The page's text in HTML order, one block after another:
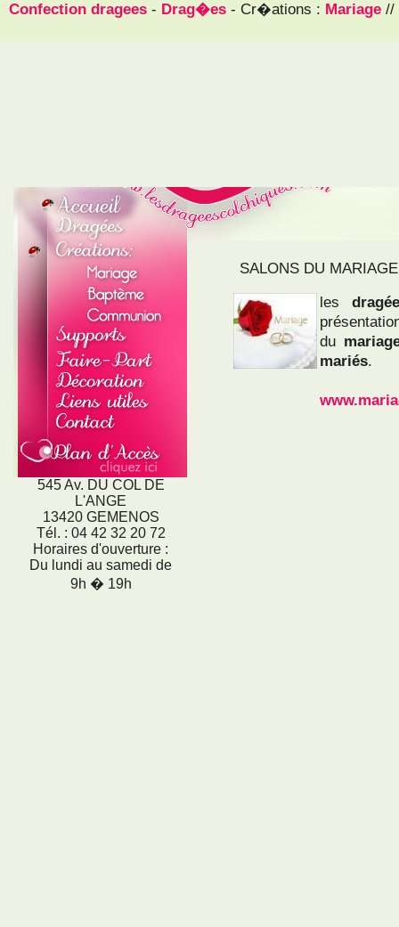
Confection dragees - Drag�es - Cr�ations : Mariage //
545 Av. DU COL DE
L'ANGE
13420 GEMENOS
Tél. : 04 42 32 20 72
Horaires d'ouverture :
Du lundi au samedi de
9h � 19h
SALONS DU
les
du
mariés.